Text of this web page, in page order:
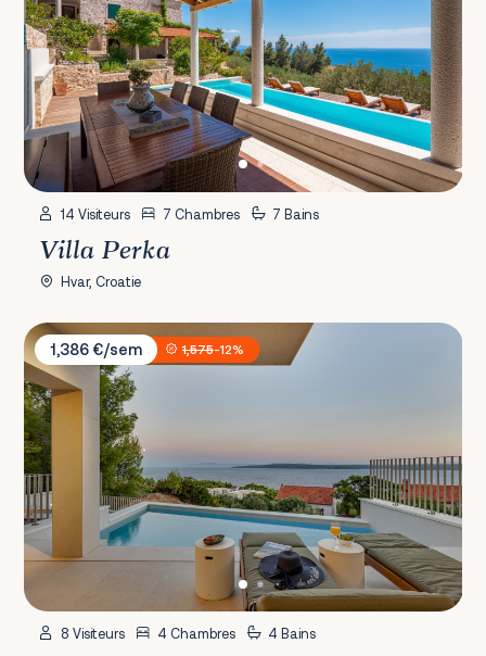
14 Visiteurs 7 Chambres 7 Bains
Villa Perka
Hvar, Croatie
Villa Vista Divine 3
1,386 €/sem
1,575-12%
8 Visiteurs 4 Chambres 4 Bains